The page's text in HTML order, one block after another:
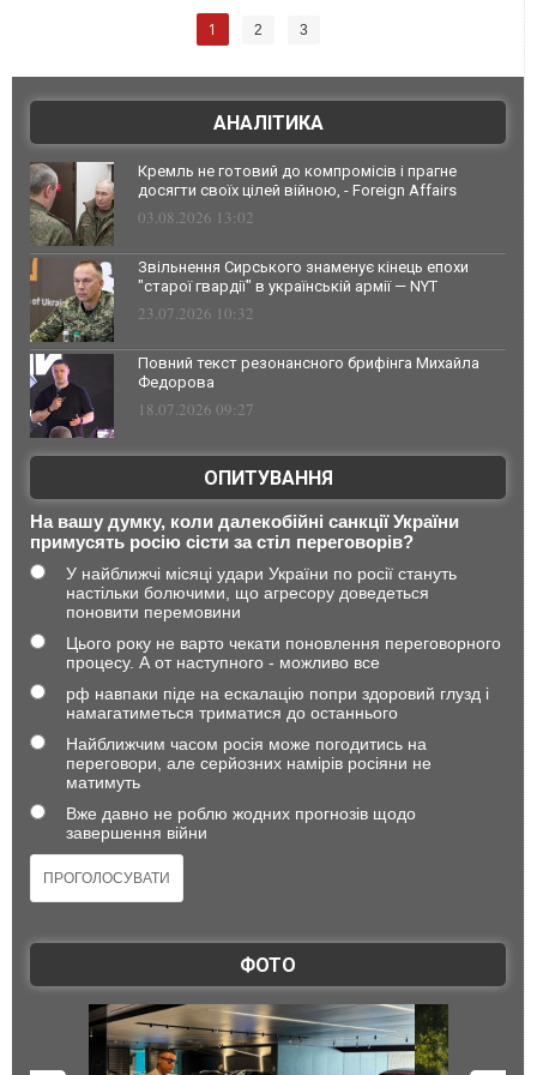
1 2 3
АНАЛІТИКА
Кремль не готовий до компромісів і прагне
досягти своїх цілей війною, - Foreign Affairs
03.08.2026 13:02
Звільнення Сирського знаменує кінець епохи
"старої гвардії" в українській армії — NYT
23.07.2026 10:32
Повний текст резонансного брифінга Михайла
Федорова
18.07.2026 09:27
ОПИТУВАННЯ
На вашу думку, коли далекобійні санкції України
примусять росію сісти за стіл переговорів?
У найближчі місяці удари України по росії стануть
настільки болючими, що агресору доведеться
поновити перемовини
Цього року не варто чекати поновлення переговорного
процесу. А от наступного - можливо все
рф навпаки піде на ескалацію попри здоровий глузд і
намагатиметься триматися до останнього
Найближчим часом росія може погодитись на
переговори, але серйозних намірів росіяни не
матимуть
Вже давно не роблю жодних прогнозів щодо
завершення війни
ФОТО